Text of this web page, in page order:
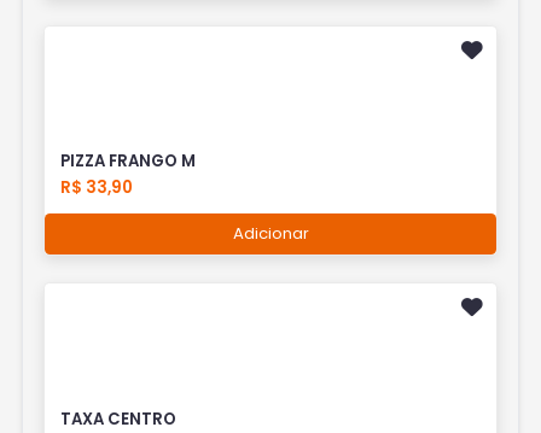
PIZZA FRANGO M
R$ 33,90
Adicionar
TAXA CENTRO